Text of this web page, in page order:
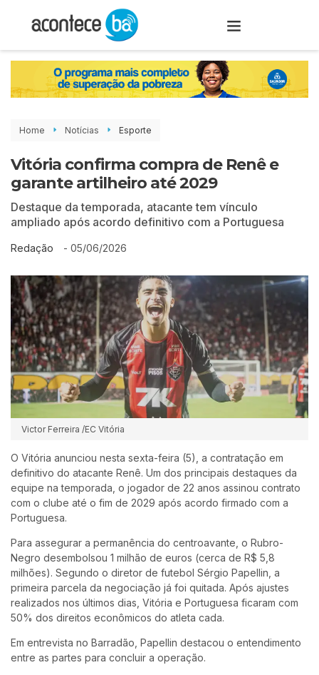
Home Notícias Esporte
Vitória confirma compra de Renê e
garante artilheiro até 2029
Destaque da temporada, atacante tem vínculo
ampliado após acordo definitivo com a Portuguesa
Redação - 05/06/2026
Victor Ferreira /EC Vitória
O Vitória anunciou nesta sexta-feira (5), a contratação em
definitivo do atacante Renê. Um dos principais destaques da
equipe na temporada, o jogador de 22 anos assinou contrato
com o clube até o fim de 2029 após acordo firmado com a
Portuguesa.
Para assegurar a permanência do centroavante, o Rubro-
Negro desembolsou 1 milhão de euros (cerca de R$ 5,8
milhões). Segundo o diretor de futebol Sérgio Papellin, a
primeira parcela da negociação já foi quitada. Após ajustes
realizados nos últimos dias, Vitória e Portuguesa ficaram com
50% dos direitos econômicos do atleta cada.
Em entrevista no Barradão, Papellin destacou o entendimento
entre as partes para concluir a operação.